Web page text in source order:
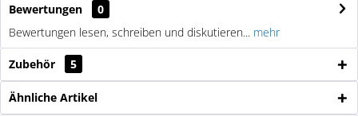
Bewertungen
0
Bewertungen lesen, schreiben und diskutieren... mehr
Zubehör 5
Ähnliche Artikel